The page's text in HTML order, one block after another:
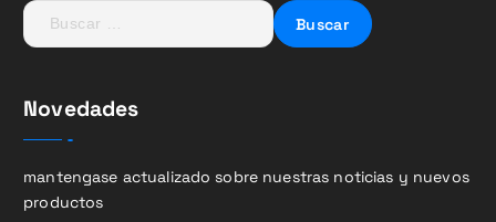
B
u
a
r
Novedades
mantengase actualizado sobre nuestras noticias y nuevos
productos